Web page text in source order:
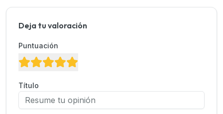
Deja tu valoración
Puntuación
Título